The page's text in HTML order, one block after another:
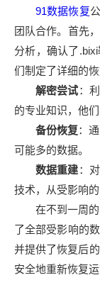
91数据恢复
团队合作。首先
分析，确认了
们制定了详细的恢
解密尝试：
的专业知识，他
备份恢复：
可能多的数据。
数据重建：
技术，从受影响
在不到一周的
了全部受影响的
并提供了恢复后
安全地重新恢复运